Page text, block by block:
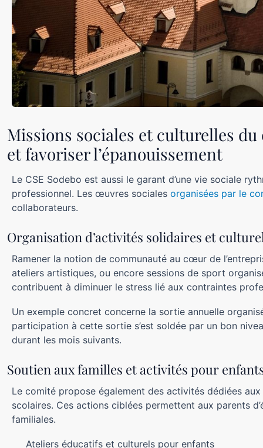
Missions sociales et culturelles
et favoriser l’épanouissement
Le CSE Sodebo est aussi le garant d’une vie sociale
professionnel. Les œuvres sociales organisées par le
collaborateurs.
Organisation d’activités solidaires et
Ramener la notion de communauté au cœur de
ateliers artistiques, ou encore sessions de sport
contribuent à diminuer le stress lié aux contraintes
Un exemple concret concerne la sortie annuelle
participation à cette sortie s’est soldée par un bon
durant les mois suivants.
Soutien aux familles et activités pour
Le comité propose également des activités dédiées
scolaires. Ces actions ciblées permettent aux parents
familiales.
Ateliers éducatifs et culturels pour enfants